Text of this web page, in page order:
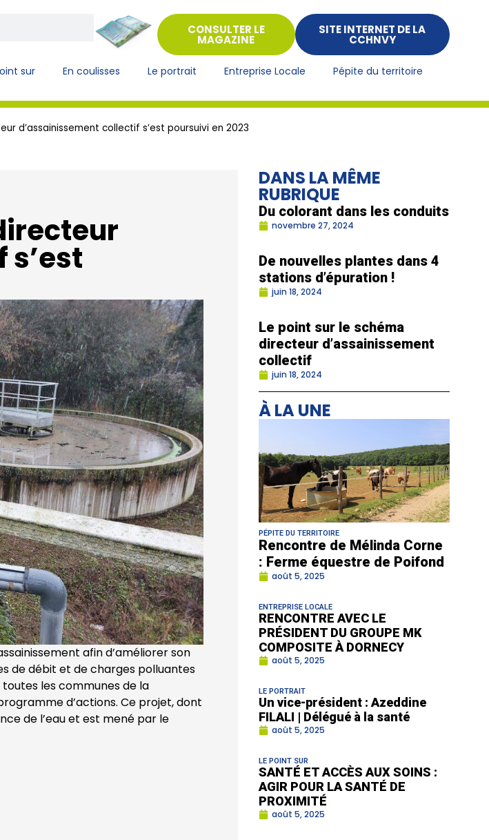
CONSULTER LE
MAGAZINE
SITE INTERNET DE LA
CCHNVY
sur En coulisses Le portrait Entreprise Locale Pépite du territoire
d’assainissement collectif s’est poursuivi en 2023
afin d’améliorer son
de débit et de charges polluantes
les communes de la
d’actions. Ce projet, dont
de l’eau et est mené par le
DANS LA MÊME
RUBRIQUE
Du colorant dans les conduits
novembre 27, 2024
De nouvelles plantes dans 4
stations d’épuration !
juin 18, 2024
Le point sur le schéma
directeur d’assainissement
collectif
juin 18, 2024
À LA UNE
PÉPITE DU TERRITOIRE
Rencontre de Mélinda Corne
: Ferme équestre de Poifond
août 5, 2025
ENTREPRISE LOCALE
RENCONTRE AVEC LE
PRÉSIDENT DU GROUPE MK
COMPOSITE À DORNECY
août 5, 2025
LE PORTRAIT
Un vice-président : Azeddine
FILALI | Délégué à la santé
août 5, 2025
LE POINT SUR
SANTÉ ET ACCÈS AUX SOINS :
AGIR POUR LA SANTÉ DE
PROXIMITÉ
août 5, 2025